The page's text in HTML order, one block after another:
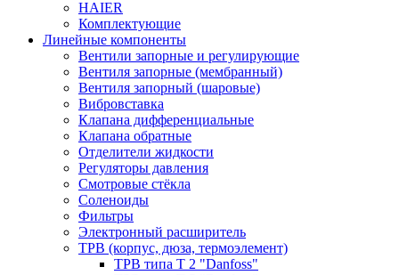
HAIER
Комплектующие
Линейные компоненты
Вентили запорные и регулирующие
Вентиля запорные (мембранный)
Вентиля запорный (шаровые)
Вибровставка
Клапана дифференциальные
Клапана обратные
Отделители жидкости
Регуляторы давления
Смотровые стёкла
Соленоиды
Фильтры
Электронный расширитель
ТРВ (корпус, дюза, термоэлемент)
ТРВ типа Т 2 "Danfoss"